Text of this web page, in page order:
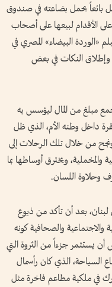
بائعاً يحمل بضاعته في صندوق
الأقدام لبيعها على أصحاب
«الوردة البيضاء» المصري في
وإطلاق النكات في بعض
جمع مبلغ من المال ليؤسس به
داخل وطنه الأم، الذي ظل
ونجح من خلال تلك الرحلات إلى
ويخترق أوساطها بما
وحلاوة اللسان.
في لبنان، بعد أن تأكد من ذيوع
والاجتماعية والصحافية كونه
أن يستثمر جزءاً من الثروة التي
السياحة، الذي كان رأسمال
في ملكية مطاعم فاخرة مثل